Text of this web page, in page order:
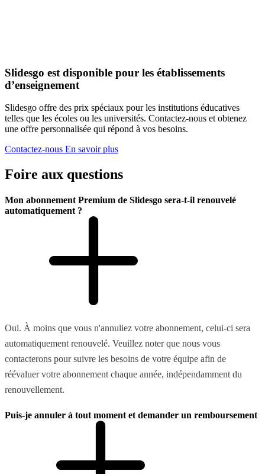
Slidesgo est disponible pour les établissements
d’enseignement
Slidesgo offre des prix spéciaux pour les institutions éducatives
telles que les écoles ou les universités. Contactez-nous et obtenez
une offre personnalisée qui répond à vos besoins.
Contactez-nous En savoir plus
Foire aux questions
Mon abonnement Premium de Slidesgo sera-t-il renouvelé
automatiquement ?
Oui. À moins que vous n'annuliez votre abonnement, celui-ci sera
automatiquement renouvelé. Veuillez noter que nous vous
contacterons pour suivre les besoins de votre équipe afin de
réévaluer votre abonnement chaque année, indépendamment du
renouvellement.
Puis-je annuler à tout moment et demander un remboursement